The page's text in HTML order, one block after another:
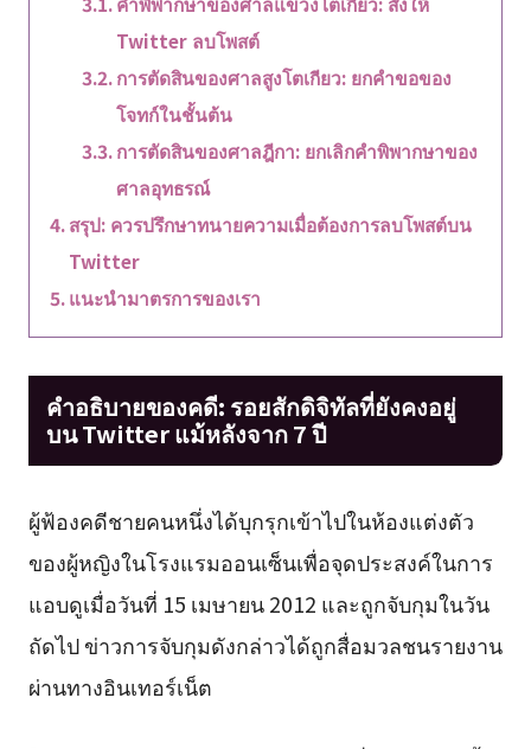
Twitter ลบโพสต์
การตัดสินของศาลสูงโตเกียว: ยกคำขอของ
โจทก์ในชั้นต้น
การตัดสินของศาลฎีกา: ยกเลิกคำพิพากษาของ
ศาลอุทธรณ์
สรุป: ควรปรึกษาทนายความเมื่อต้องการลบโพสต์บน
Twitter
แนะนำมาตรการของเรา
คำอธิบายของคดี: รอยสักดิจิทัลที่ยังคงอยู่
บน Twitter แม้หลังจาก 7 ปี
ผู้ฟ้องคดีชายคนหนึ่งได้บุกรุกเข้าไปในห้องแต่งตัว
ของผู้หญิงในโรงแรมออนเซ็นเพื่อจุดประสงค์ในการ
แอบดูเมื่อวันที่ 15 เมษายน 2012 และถูกจับกุมในวัน
ถัดไป ข่าวการจับกุมดังกล่าวได้ถูกสื่อมวลชนรายงาน
ผ่านทางอินเทอร์เน็ต